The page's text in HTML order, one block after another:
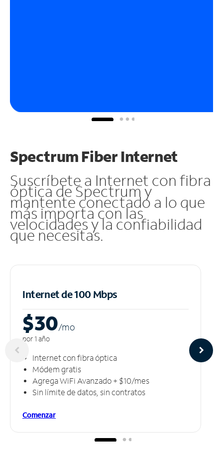
Spectrum Fiber Internet
Suscríbete a Internet con fibra
óptica de Spectrum y
mantente conectado a lo que
más importa con las
velocidades y la confiabilidad
que necesitas.
Internet de 100 Mbps
$30/mo
por 1 año
Internet con fibra óptica
Módem gratis
Agrega WiFi Avanzado + $10/mes
Sin límite de datos, sin contratos
Comenzar